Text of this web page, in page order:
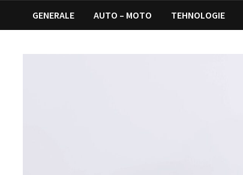
GENERALE AUTO – MOTO TEHNOLOGIE